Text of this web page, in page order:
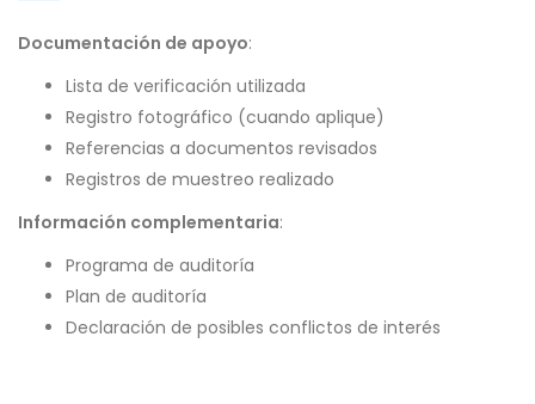
Documentación de apoyo:
Lista de verificación utilizada
Registro fotográfico (cuando aplique)
Referencias a documentos revisados
Registros de muestreo realizado
Información complementaria:
Programa de auditoría
Plan de auditoría
Declaración de posibles conflictos de interés